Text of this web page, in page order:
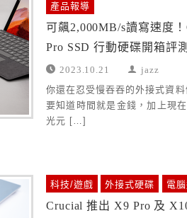
產品報導
可飆2,000MB/s讀寫速度
Pro SSD 行動硬碟開箱評
2023.10.21 jazz
你還在忍受慢吞吞的外接式資
要知道時間就是金錢，加上現
光元 […]
科技/遊戲 外接式硬碟 電
Crucial 推出 X9 Pro 及